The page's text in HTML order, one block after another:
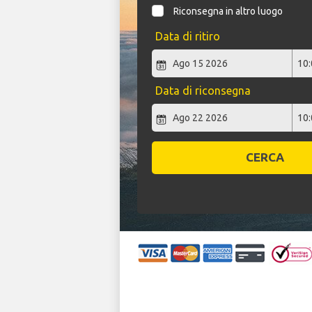
Riconsegna in altro luogo
Data di ritiro
Data di riconsegna
CERCA